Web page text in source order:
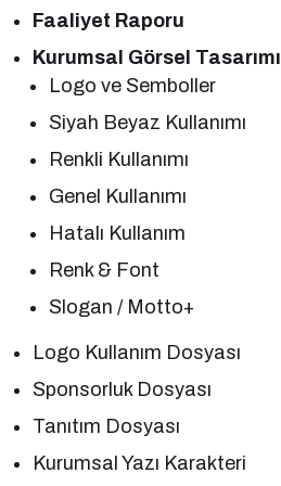
Faaliyet Raporu
Kurumsal Görsel Tasarımı
Logo ve Semboller
Siyah Beyaz Kullanımı
Renkli Kullanımı
Genel Kullanımı
Hatalı Kullanım
Renk & Font
Slogan / Motto+
Logo Kullanım Dosyası
Sponsorluk Dosyası
Tanıtım Dosyası
Kurumsal Yazı Karakteri